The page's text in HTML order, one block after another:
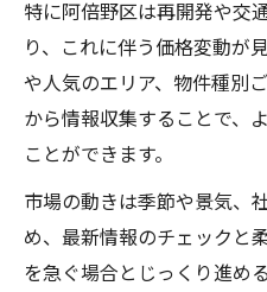
特に阿倍野区は再開発や交
り、これに伴う価格変動が
や人気のエリア、物件種別
から情報収集することで、
ことができます。
市場の動きは季節や景気、
め、最新情報のチェックと
を急ぐ場合とじっくり進め